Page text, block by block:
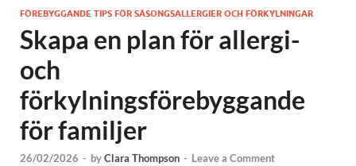
FÖREBYGGANDE TIPS FÖR SÄSONGSALLERGIER OCH FÖRKYLNINGAR
Skapa en plan för allergi-
och
förkylningsförebyggande
för familjer
26/02/2026 - byClara Thompson - Leave a Comment